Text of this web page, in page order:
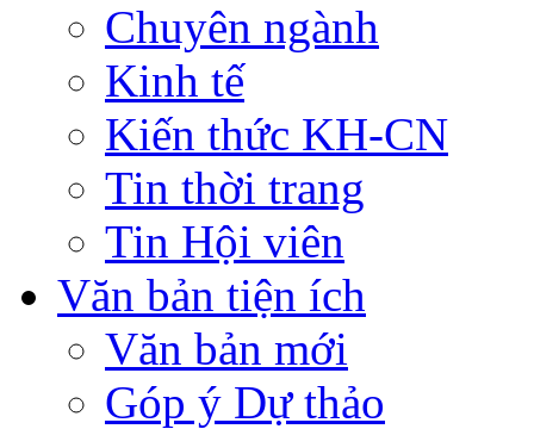
Chuyên ngành
Kinh tế
Kiến thức KH-CN
Tin thời trang
Tin Hội viên
Văn bản tiện ích
Văn bản mới
Góp ý Dự thảo